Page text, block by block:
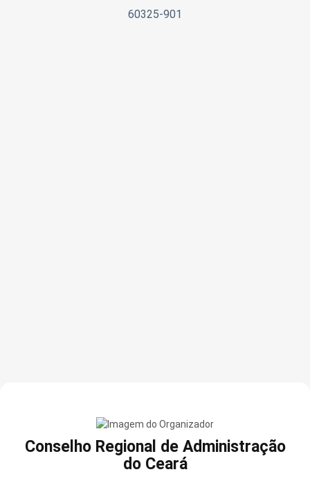
60325-901
Conselho Regional de Administração
do Ceará